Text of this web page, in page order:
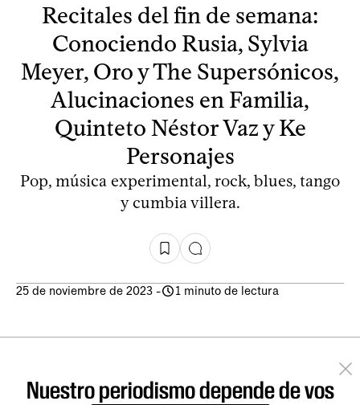
Recitales del fin de semana:
Conociendo Rusia, Sylvia
Meyer, Oro y The Supersónicos,
Alucinaciones en Familia,
Quinteto Néstor Vaz y Ke
Personajes
Pop, música experimental, rock, blues, tango
y cumbia villera.
25 de noviembre de 2023 - 1 minuto de lectura
Nuestro periodismo depende de vos